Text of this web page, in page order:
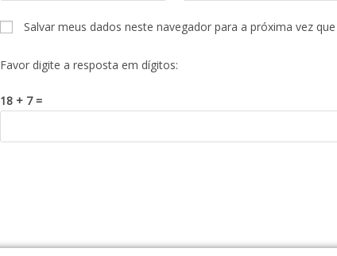
Salvar meus dados neste navegador para a próxima vez
Favor digite a resposta em dígitos:
18 + 7 =